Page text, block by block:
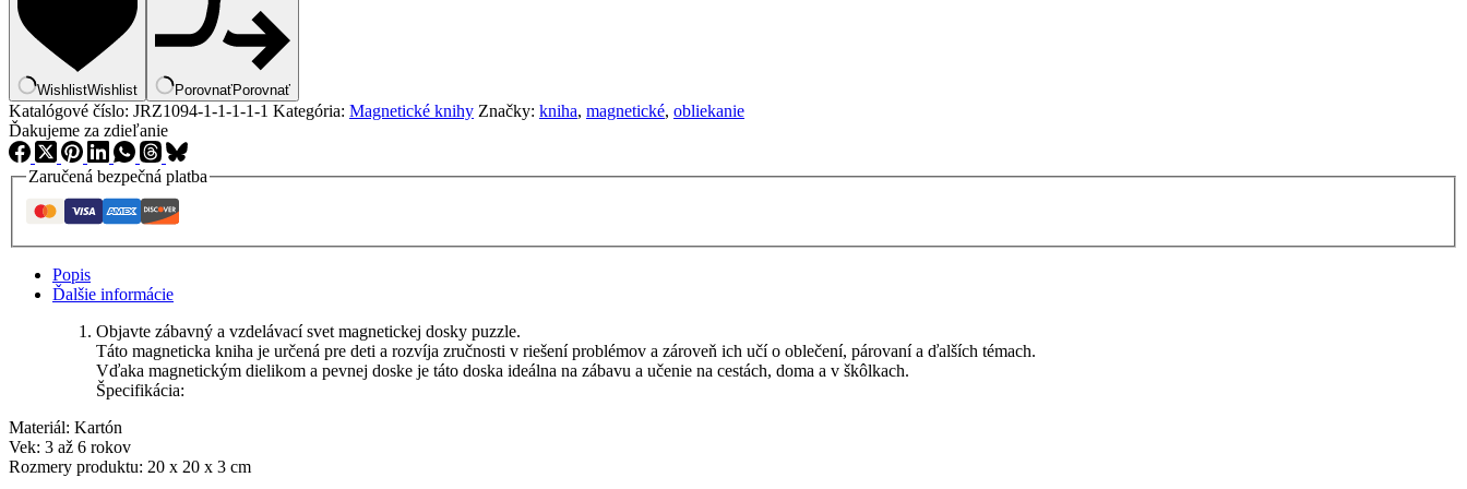
WishlistWishlist PorovnaťPorovnať
Katalógové číslo: JRZ1094-1-1-1-1-1 Kategória: Magnetické knihy Značky: kniha, magnetické, obliekanie
Ďakujeme za zdieľanie
Zaručená bezpečná platba
Popis
Ďalšie informácie
Objavte zábavný a vzdelávací svet magnetickej dosky puzzle.
Táto magneticka kniha je určená pre deti a rozvíja zručnosti v riešení problémov a zároveň ich učí o oblečení, párovaní a ďalších témach.
Vďaka magnetickým dielikom a pevnej doske je táto doska ideálna na zábavu a učenie na cestách, doma a v škôlkach.
Špecifikácia:
Materiál: Kartón
Vek: 3 až 6 rokov
Rozmery produktu: 20 x 20 x 3 cm